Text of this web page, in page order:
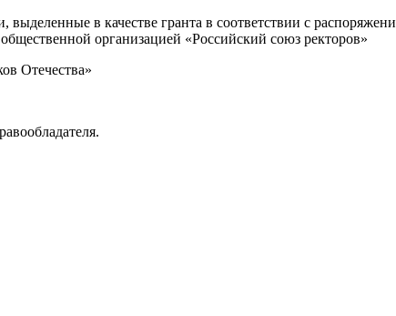
выделенные в качестве гранта в соответствии с
организацией «Российский союз ректоров»
Отечества»